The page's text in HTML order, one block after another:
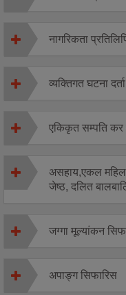
नागरिकता
व्यक्तिगत घटना
एकिकृत सम्पति कर
असहाय,एकल
जेष्ठ, दलित
जग्गा मूल्यांकन
अपाङ्ग सिफारिस